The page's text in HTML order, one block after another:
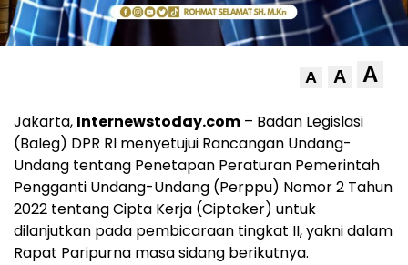
A A A
Jakarta, Internewstoday.com – Badan Legislasi
(Baleg) DPR RI menyetujui Rancangan Undang-
Undang tentang Penetapan Peraturan Pemerintah
Pengganti Undang-Undang (Perppu) Nomor 2 Tahun
2022 tentang Cipta Kerja (Ciptaker) untuk
dilanjutkan pada pembicaraan tingkat II, yakni dalam
Rapat Paripurna masa sidang berikutnya.